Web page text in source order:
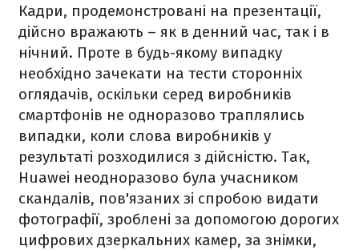
Кадри, продемонстровані на презентації,
дійсно вражають – як в денний час, так і в
нічний. Проте в будь-якому випадку
необхідно зачекати на тести сторонніх
оглядачів, оскільки серед виробників
смартфонів не одноразово траплялись
випадки, коли слова виробників у
результаті розходилися з дійсністю. Так,
Huawei неодноразово була учасником
скандалів, пов'язаних зі спробою видати
фотографії, зроблені за допомогою дорогих
цифрових дзеркальних камер, за знімки,